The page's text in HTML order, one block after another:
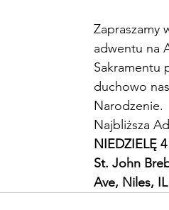
Zapraszamy
adwentu na
Sakramentu
duchowo
Narodzenie.
Najbliższa
NIEDZIELĘ
St. John
Ave, Niles,